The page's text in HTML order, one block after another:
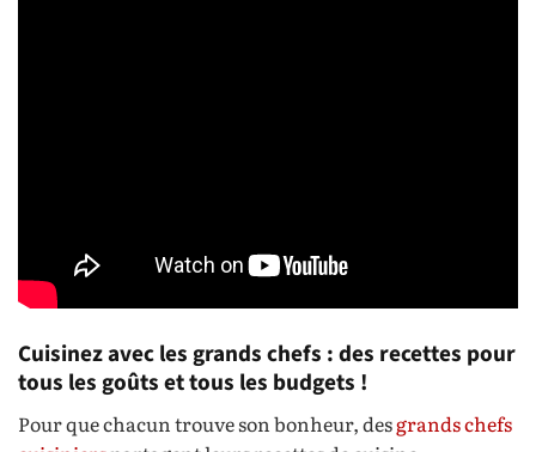
Cuisinez avec les grands chefs : des recettes pour
tous les goûts et tous les budgets !
Pour que chacun trouve son bonheur, desgrands chefs